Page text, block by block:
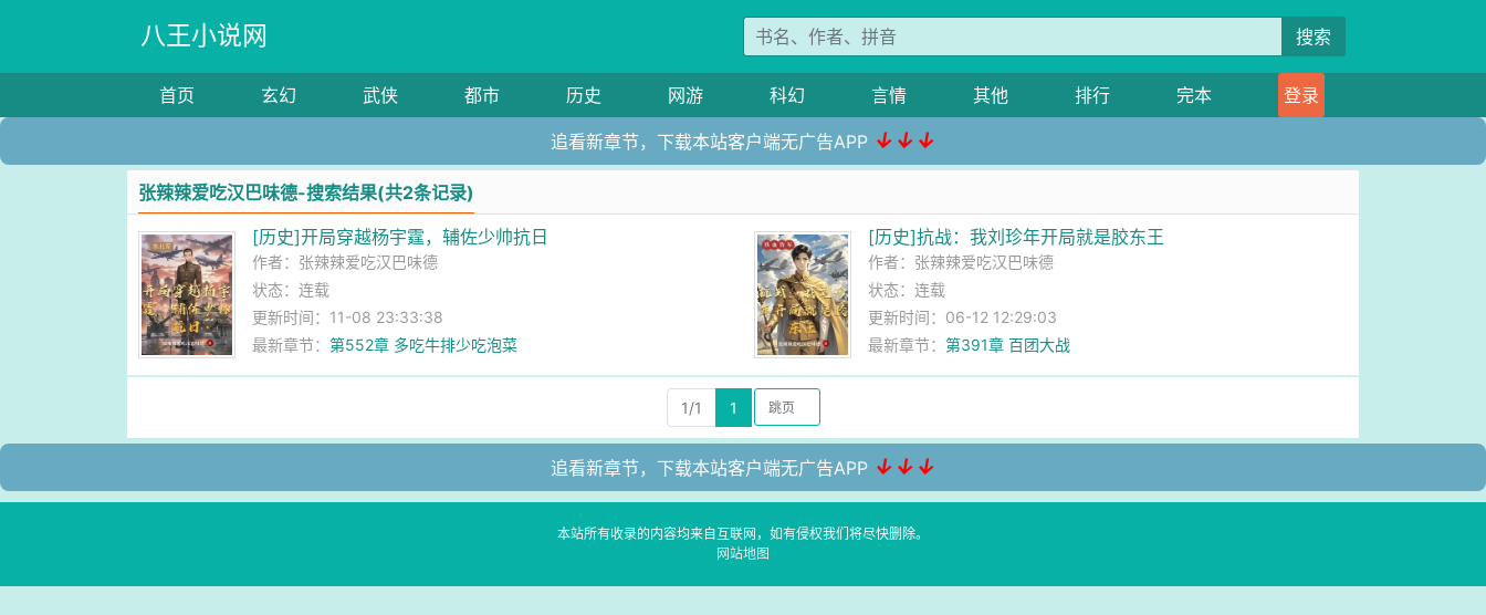
八王小说网 搜索
首页 玄幻 武侠 都市 历史 网游 科幻 言情 其他 排行 完本 登录
追看新章节，下载本站客户端无广告APP ↓↓↓
张辣辣爱吃汉巴味德-搜索结果(共2条记录)
[历史]开局穿越杨宇霆，辅佐少帅抗日
作者： 张辣辣爱吃汉巴味德
状态：连载
更新时间：11-08 23:33:38
最新章节：第552章 多吃牛排少吃泡菜
[历史]抗战：我刘珍年开局就是胶东王
作者： 张辣辣爱吃汉巴味德
状态：连载
更新时间：06-12 12:29:03
最新章节： 第391章 百团大战
1/1 1
追看新章节，下载本站客户端无广告APP ↓↓↓
本站所有收录的内容均来自互联网，如有侵权我们将尽快删除。
网站地图